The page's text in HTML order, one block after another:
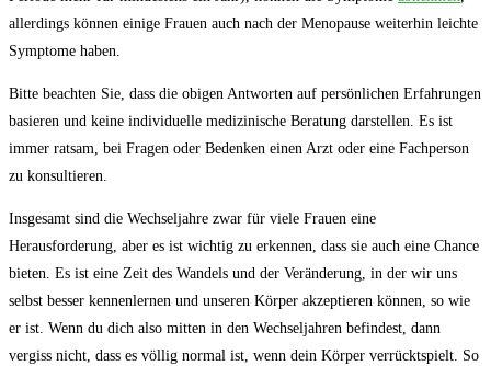
allerdings können einige Frauen auch nach der⁤ Menopause weiterhin leichte⁣
Symptome haben.
Bitte beachten Sie, dass die obigen Antworten auf persönlichen Erfahrungen
basieren und keine individuelle medizinische Beratung darstellen. Es ist⁢
immer ratsam, bei Fragen oder Bedenken einen ⁤Arzt⁤ oder eine Fachperson‌
zu konsultieren.
Insgesamt sind die Wechseljahre zwar für viele Frauen eine
Herausforderung,‌ aber es ist wichtig zu erkennen, dass sie auch eine ⁢Chance
bieten. Es ist eine Zeit des Wandels⁤ und der Veränderung, in der wir uns
selbst besser kennenlernen ⁢und unseren Körper akzeptieren können, so wie
er ist. Wenn du dich also​ mitten in den Wechseljahren⁣ befindest, dann
vergiss nicht, dass es völlig normal ist, wenn dein Körper verrücktspielt. So‍